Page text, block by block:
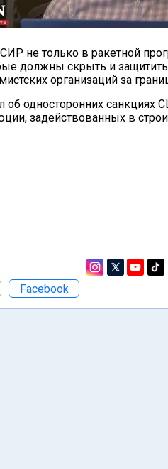
не только в ракетной
должны скрыть и
организаций за
об односторонних
задействованных в
Facebook